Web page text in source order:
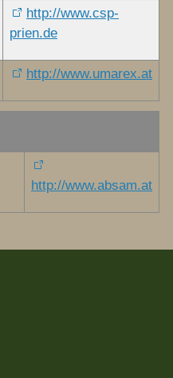
http://www.csp-
prien.de
http://www.umarex.at
http://www.absam.at